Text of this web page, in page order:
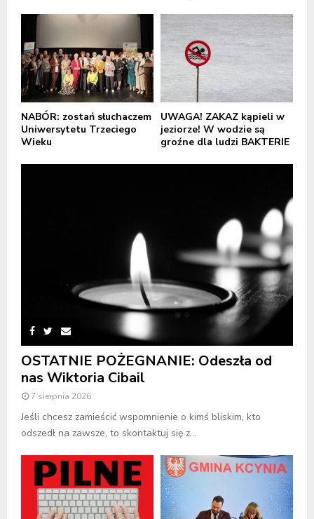
NABÓR: zostań słuchaczem
Uniwersytetu Trzeciego
Wieku
UWAGA! ZAKAZ kąpieli w
jeziorze! W wodzie są
groźne dla ludzi BAKTERIE
OSTATNIE POŻEGNANIE: Odeszła od
nas Wiktoria Cibail
7 sierpnia 2026
Jeśli chcesz zamieścić wspomnienie o kimś bliskim, kto
odszedł na zawsze, to skontaktuj się z...